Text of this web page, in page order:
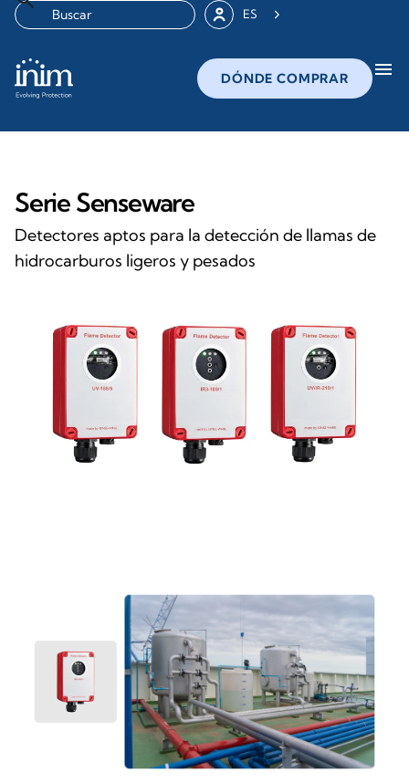
ES
DÓNDE COMPRAR menu
Serie Senseware
Detectores aptos para la detección de llamas de
hidrocarburos ligeros y pesados